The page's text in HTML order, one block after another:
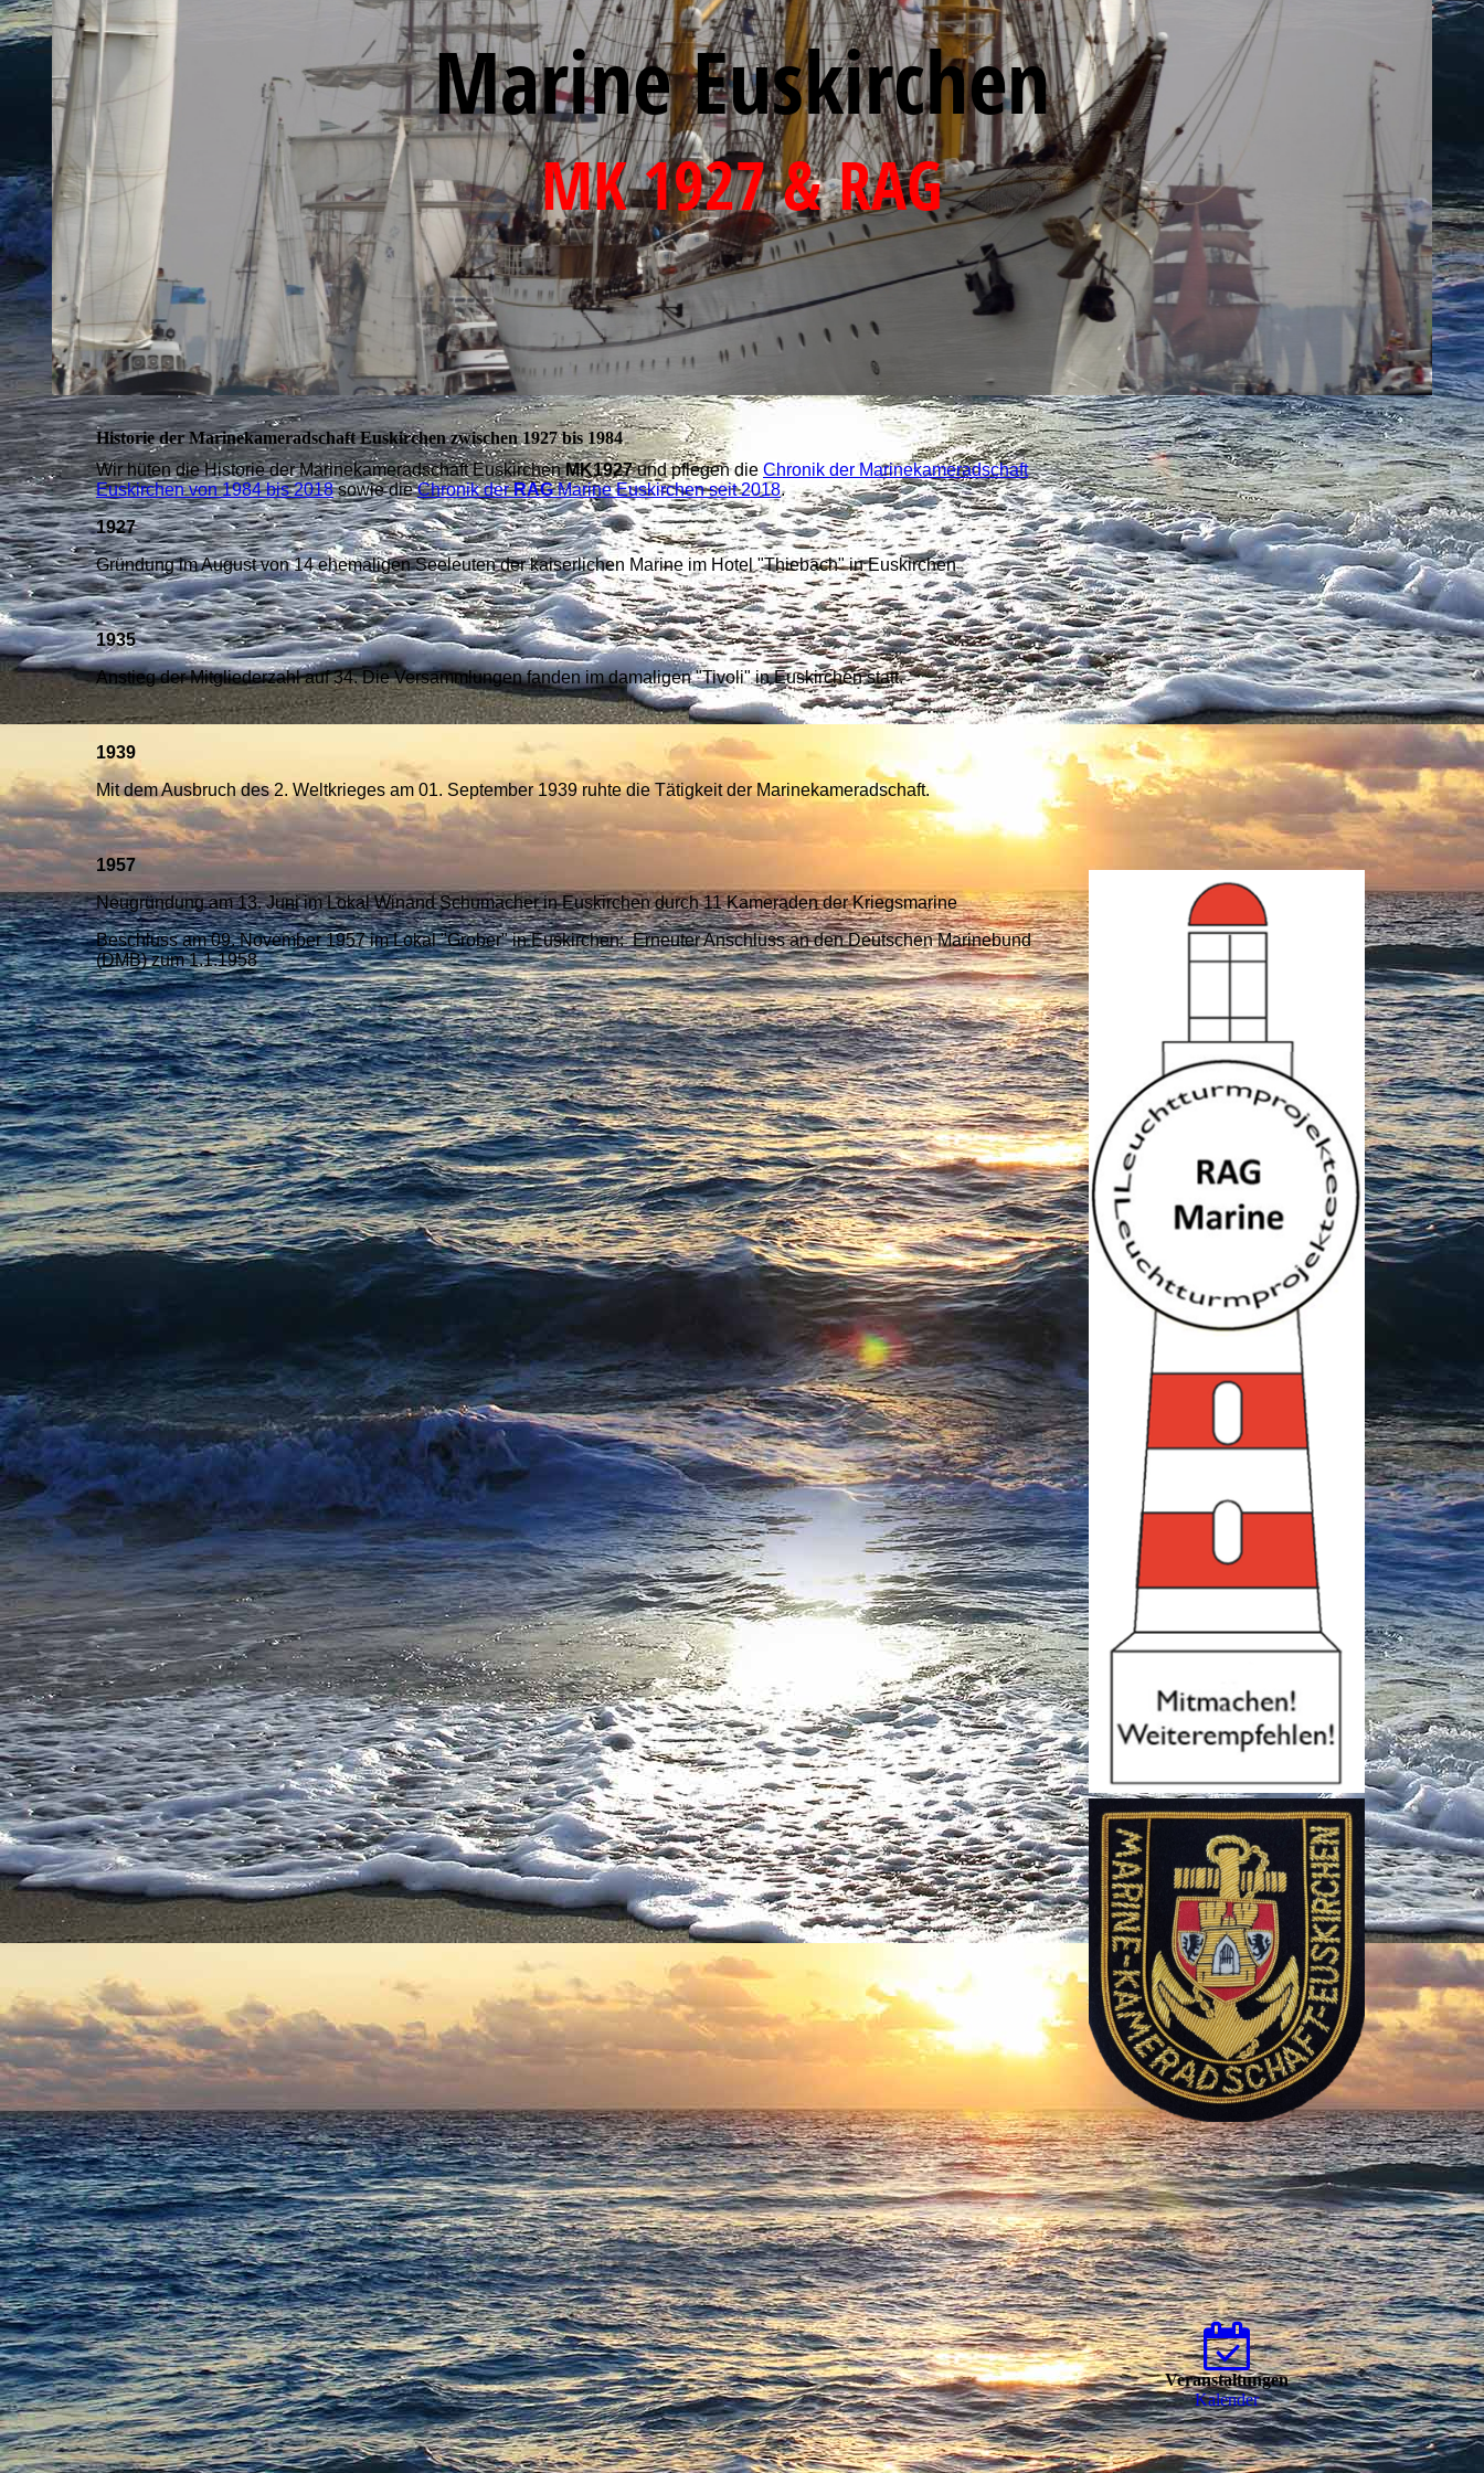
Historie seit 1927
Chroniken
Hürtgenwald
Boesch-Weg
Hemingway-Trail
Route X Operation
Marine Euskirchen
MK 1927 & RAG
Historie der Marinekameradschaft Euskirchen zwischen 1927 bis 1984
Wir hüten die Historie derMarinekameradschaft Euskirchen MK1927und pflegen die Chronik der Marinekameradschaft
Euskirchen von 1984 bis 2018sowie dieChronik derRAGMarine Euskirchen seit 2018.
1927
Gründung im August von 14 ehemaligen Seeleuten der kaiserlichen Marine im Hotel "Thiebach" in Euskirchen
1935
Anstieg der Mitgliederzahl auf 34. Die Versammlungen fanden im damaligen "Tivoli" in Euskirchen statt.
1939
Mit dem Ausbruch des 2. Weltkrieges am 01. September 1939 ruhte die Tätigkeit der Marinekameradschaft.
1957
Neugründung am 13. Juni im Lokal Winand Schumacher in Euskirchen durch 11 Kameraden der Kriegsmarine
Beschluss am 09. November 1957 im Lokal "Grober" in Euskirchen: Erneuter Anschluss an den Deutschen Marinebund
(DMB) zum 1.1.1958
Veranstaltungen
Kalender